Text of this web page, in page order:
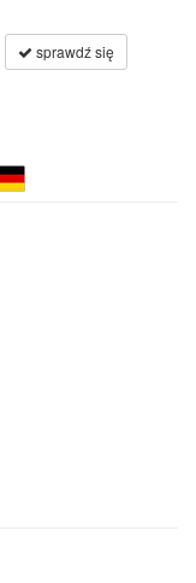
sprawdź się